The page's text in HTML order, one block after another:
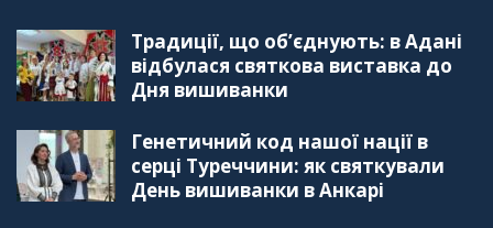
Традиції, що об’єднують: в Адані
відбулася святкова виставка до
Дня вишиванки
Генетичний код нашої нації в
серці Туреччини: як святкували
День вишиванки в Анкарі